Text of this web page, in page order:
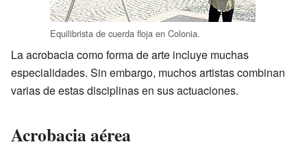
Equilibrista de cuerda floja en Colonia.
La acrobacia como forma de arte incluye muchas
especialidades. Sin embargo, muchos artistas combinan
varias de estas disciplinas en sus actuaciones.
Acrobacia aérea